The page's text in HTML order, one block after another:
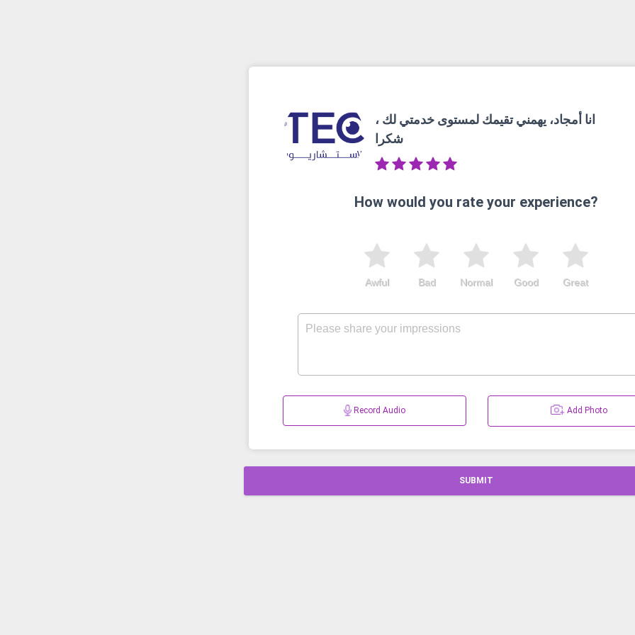
انا أمجاد، يهمني تقيمك لمستوى خدمتي لك ،
شكرا
How would you rate your experience?
Great
Good
Normal
Bad
Awful
Record Audio Add Photo
SUBMIT